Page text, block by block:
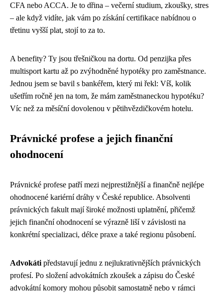
CFA nebo ACCA. Je to dřina – večerní studium, zkoušky, stres
– ale když vidíte, jak vám po získání certifikace nabídnou o
třetinu vyšší plat, stojí to za to.
A benefity? Ty jsou třešničkou na dortu. Od penzijka přes
multisport kartu až po zvýhodněné hypotéky pro zaměstnance.
Jednou jsem se bavil s bankéřem, který mi řekl: Víš, kolik
ušetřím ročně jen na tom, že mám zaměstnaneckou hypotéku?
Víc než za měsíční dovolenou v pětihvězdičkovém hotelu.
Právnické profese a jejich finanční
ohodnocení
Právnické profese patří mezi nejprestižnější a finančně nejlépe
ohodnocené kariérní dráhy v České republice. Absolventi
právnických fakult mají široké možnosti uplatnění, přičemž
jejich finanční ohodnocení se výrazně liší v závislosti na
konkrétní specializaci, délce praxe a také regionu působení.
Advokáti představují jednu z nejlukrativnějších právnických
profesí. Po složení advokátních zkoušek a zápisu do České
advokátní komory mohou působit samostatně nebo v rámci